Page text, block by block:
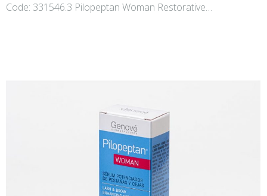
Code: 331546.3 Pilopeptan Woman Restorative…